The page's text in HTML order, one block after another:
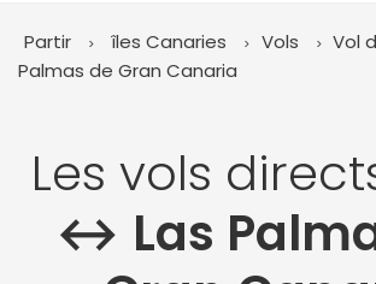
Partir îles Canaries Vols Vol
Palmas de Gran Canaria
Les vols
↔︎ Las
Juillet
Août Septembre